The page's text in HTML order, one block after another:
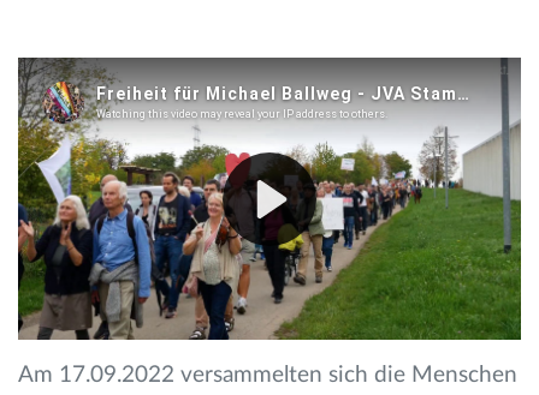
Am 17.09.2022 versammelten sich die Menschen